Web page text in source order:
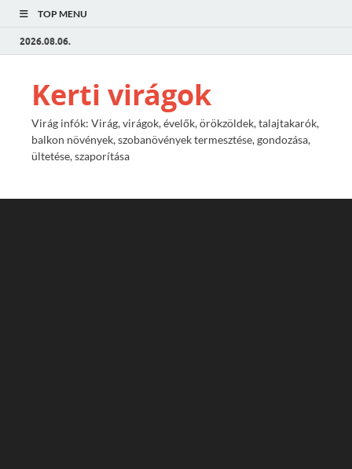
TOP MENU
2026.08.06.
Kerti virágok
Virág infók: Virág, virágok, évelők, örökzöldek, talajtakarók,
balkon növények, szobanövények termesztése, gondozása,
ültetése, szaporítása